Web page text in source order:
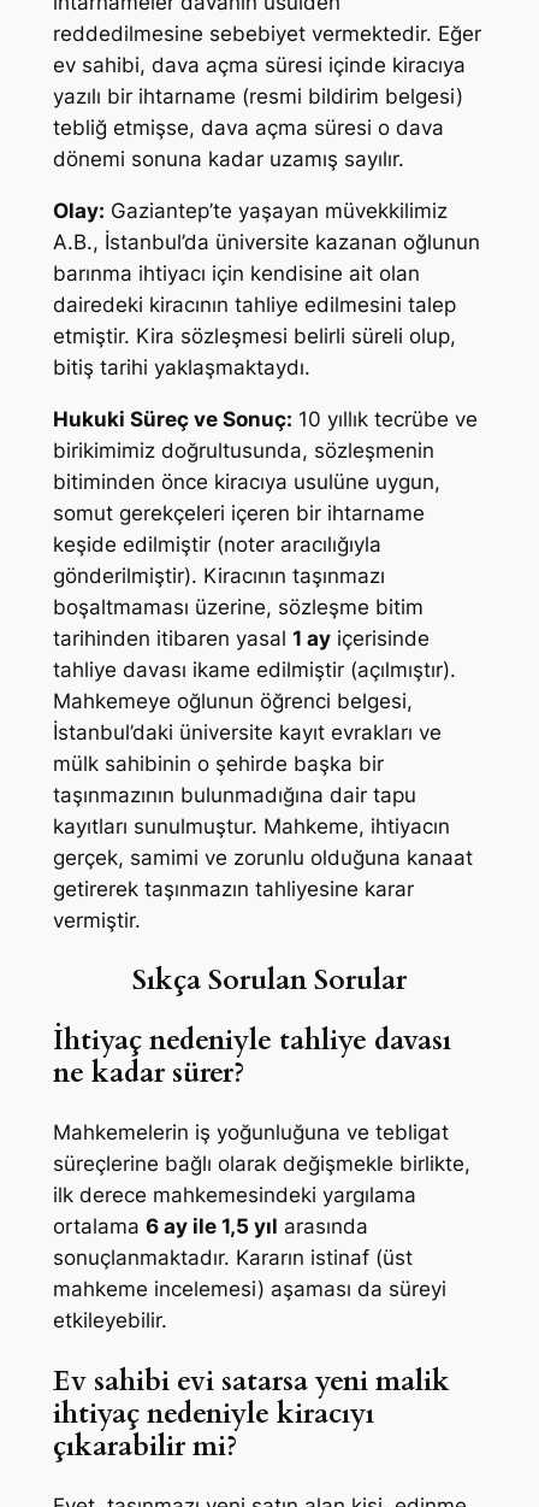
reddedilmesine sebebiyet vermektedir. Eğer
ev sahibi, dava açma süresi içinde kiracıya
yazılı bir ihtarname (resmi bildirim belgesi)
tebliğ etmişse, dava açma süresi o dava
dönemi sonuna kadar uzamış sayılır.
Olay: Gaziantep’te yaşayan müvekkilimiz
A.B., İstanbul’da üniversite kazanan oğlunun
barınma ihtiyacı için kendisine ait olan
dairedeki kiracının tahliye edilmesini talep
etmiştir. Kira sözleşmesi belirli süreli olup,
bitiş tarihi yaklaşmaktaydı.
Hukuki Süreç ve Sonuç: 10 yıllık tecrübe ve
birikimimiz doğrultusunda, sözleşmenin
bitiminden önce kiracıya usulüne uygun,
somut gerekçeleri içeren bir ihtarname
keşide edilmiştir (noter aracılığıyla
gönderilmiştir). Kiracının taşınmazı
boşaltmaması üzerine, sözleşme bitim
tarihinden itibaren yasal 1 ayiçerisinde
tahliye davası ikame edilmiştir (açılmıştır).
Mahkemeye oğlunun öğrenci belgesi,
İstanbul’daki üniversite kayıt evrakları ve
mülk sahibinin o şehirde başka bir
taşınmazının bulunmadığına dair tapu
kayıtları sunulmuştur. Mahkeme, ihtiyacın
gerçek, samimi ve zorunlu olduğuna kanaat
getirerek taşınmazın tahliyesine karar
vermiştir.
Sıkça Sorulan Sorular
İhtiyaç nedeniyle tahliye davası
ne kadar sürer?
Mahkemelerin iş yoğunluğuna ve tebligat
süreçlerine bağlı olarak değişmekle birlikte,
ilk derece mahkemesindeki yargılama
ortalama 6 ay ile 1,5 yıl arasında
sonuçlanmaktadır. Kararın istinaf (üst
mahkeme incelemesi) aşaması da süreyi
etkileyebilir.
Ev sahibi evi satarsa yeni malik
ihtiyaç nedeniyle kiracıyı
çıkarabilir mi?